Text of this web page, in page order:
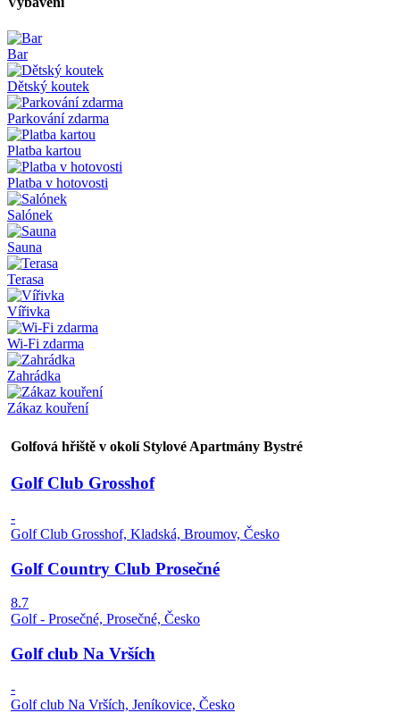
Bar
Dětský koutek
Parkování zdarma
Platba kartou
Platba v hotovosti
Salónek
Sauna
Terasa
Vířivka
Wi-Fi zdarma
Zahrádka
Zákaz kouření
Golfová hřiště v okolí Stylové Apartmány Bystré
Golf Club Grosshof
-
Golf Club Grosshof, Kladská, Broumov, Česko
Golf Country Club Prosečné
8.7
Golf - Prosečné, Prosečné, Česko
Golf club Na Vrších
-
Golf club Na Vrších, Jeníkovice, Česko